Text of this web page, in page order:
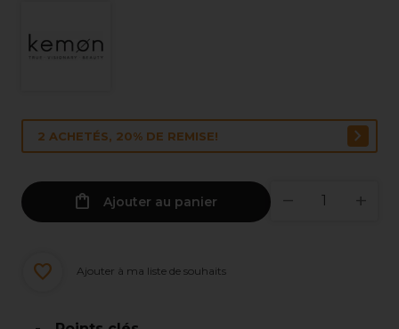
2 ACHETÉS, 20% DE REMISE!
Ajouter au panier
Ajouter à ma liste de souhaits